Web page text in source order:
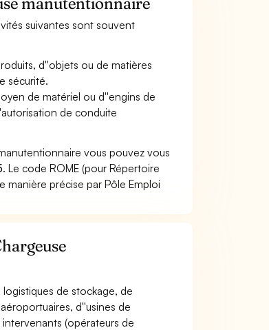
suivantes sont souvent
d''objets ou de matières
sécurité.
de matériel ou d''engins de
de conduite
vous pouvez vous
. Le code ROME (pour Répertoire
précise par Pôle Emploi
de stockage, de
d''usines de
(opérateurs de